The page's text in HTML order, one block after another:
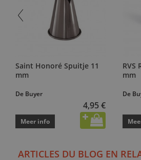
Saint Honoré Spuitje 11
mm
De Buyer
4,95 €
Meer info
RVS
mm
De
ARTICLES DU BLOG EN